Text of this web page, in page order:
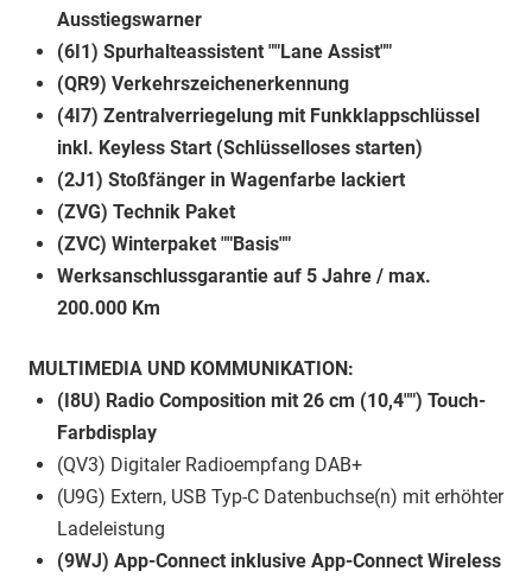
Ausstiegswarner
(6I1) Spurhalteassistent ""Lane Assist""
(QR9) Verkehrszeichenerkennung
(4I7) Zentralverriegelung mit Funkklappschlüssel
inkl. Keyless Start (Schlüsselloses starten)
(2J1) Stoßfänger in Wagenfarbe lackiert
(ZVG) Technik Paket
(ZVC) Winterpaket ""Basis""
Werksanschlussgarantie auf 5 Jahre / max.
200.000 Km
MULTIMEDIA UND KOMMUNIKATION:
(I8U) Radio Composition mit 26 cm (10,4"") Touch-
Farbdisplay
(QV3) Digitaler Radioempfang DAB+
(U9G) Extern, USB Typ-C Datenbuchse(n) mit erhöhter
Ladeleistung
(9WJ) App-Connect inklusive App-Connect Wireless